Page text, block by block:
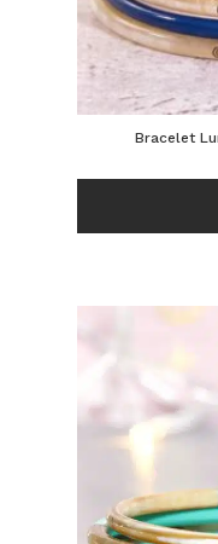
Bracelet